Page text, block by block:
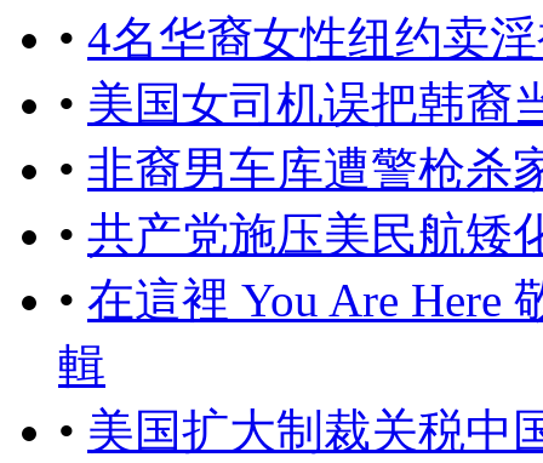
• 4名华裔女性纽约卖
• 美国女司机误把韩裔
• 非裔男车库遭警枪杀
• 共产党施压美民航矮
• 在這裡 You Are Here
輯
• 美国扩大制裁关税中